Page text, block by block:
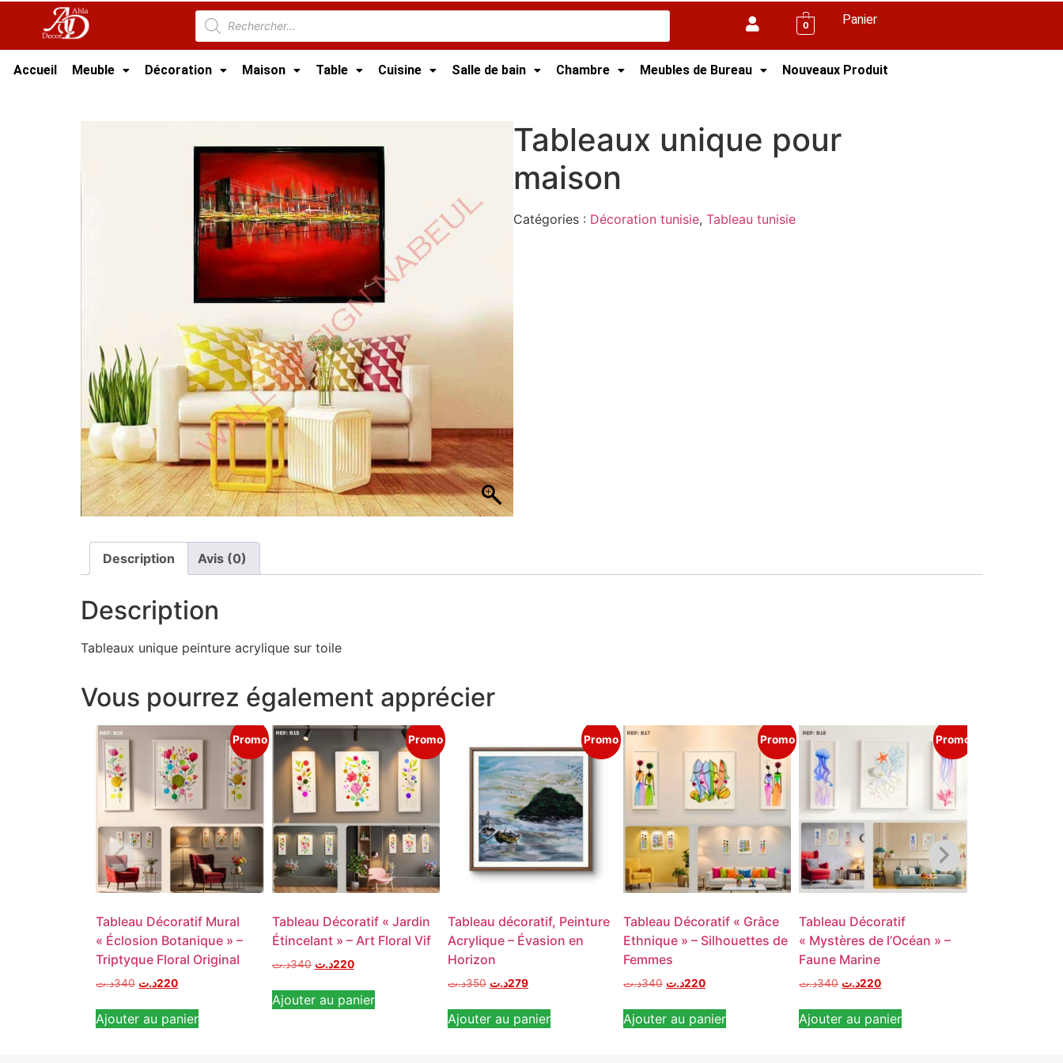
0 Panier
Accueil Meuble Décoration Maison Table Cuisine Salle de bain Chambre Meubles de Bureau Nouveaux Produit
Tableaux unique pour
maison
Catégories : Décoration tunisie,Tableau tunisie
Description Avis (0)
Description
Tableaux unique peinture acrylique sur toile
Vous pourrez également apprécier
Promo
Tableau Décoratif Mural
« Éclosion Botanique » –
Triptyque Floral Original
340د.ت 220د.ت
Ajouter au panier
Promo
Tableau Décoratif « Jardin
Étincelant » – Art Floral Vif
340د.ت 220د.ت
Ajouter au panier
Promo
Tableau décoratif, Peinture
Acrylique – Évasion en
Horizon
350د.ت 279د.ت
Ajouter au panier
Promo
Tableau Décoratif « Grâce
Ethnique » – Silhouettes de
Femmes
340د.ت 220د.ت
Ajouter au panier
Promo
Tableau Décoratif
« Mystères de l’Océan » –
Faune Marine
340د.ت 220د.ت
Ajouter au panier